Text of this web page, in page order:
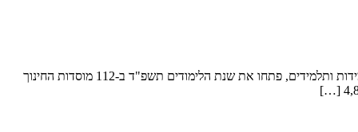
כ- 13,100 תלמידות ותלמידים פתחו את שנת הלימודים במערכת החינוך בעמק יזרעאל בהשקעה חסרת תקדים של כ-12 מיליוני שקלים כ- 13,100 תלמידות ותלמידים, פתחו את שנת הלימודים תשפ"ד ב-112 מוסדות החינוך